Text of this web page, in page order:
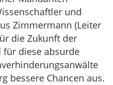
und
Zimmermann (Leiter
die Zukunft der
für diese absurde
bessere Chancen aus.